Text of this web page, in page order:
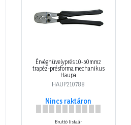
Érvéghüvelyprés 10-50mm2
trapéz-présforma mechanikus
Haupa
HAUP210788
Nincs raktáron
Bruttó listaár